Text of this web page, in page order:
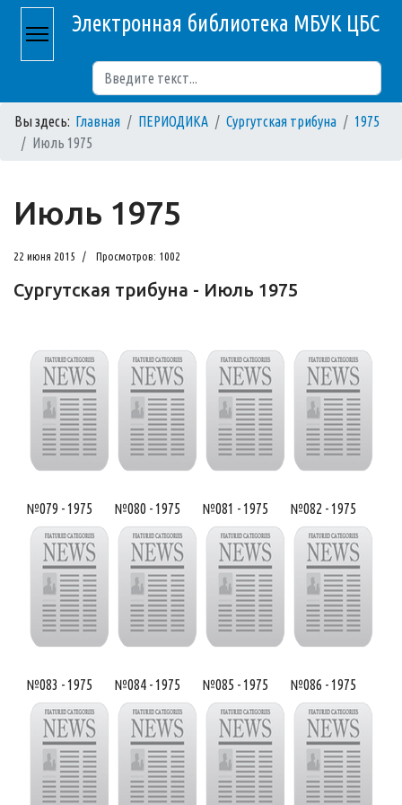
Электронная библиотека МБУК ЦБС
Вы здесь: Главная ПЕРИОДИКА Сургутская трибуна
1975
Июль 1975
Июль 1975
22 июня 2015 Просмотров: 1002
Сургутская трибуна - Июль 1975
№079 - 1975 №080 - 1975 №081 - 1975 №082 - 1975
№083 - 1975 №084 - 1975 №085 - 1975 №086 - 1975